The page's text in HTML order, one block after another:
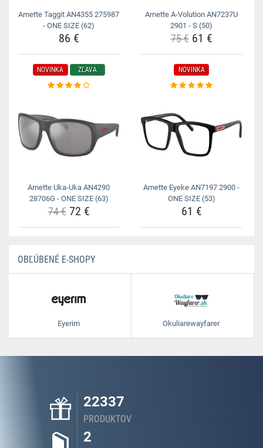
Arnette Taggit AN4355 275987
- ONE SIZE (62)
86 €
Arnette A-Volution AN7237U
2901 - S (50)
75 €61 €
NOVINKA ZĽAVA
Arnette Uka-Uka AN4290
28706G - ONE SIZE (63)
74 €72 €
NOVINKA
Arnette Eyeke AN7197 2900 -
ONE SIZE (53)
61 €
OBĽÚBENÉ E-SHOPY
Eyerim Okuliarewayfarer
22337
PRODUKTOV
2